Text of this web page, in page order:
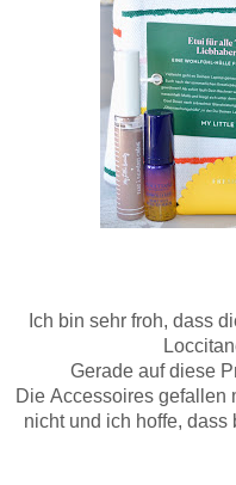
Ich bin sehr froh, dass
Gerade auf diese
Die Accessoires gefallen
nicht und ich hoffe,